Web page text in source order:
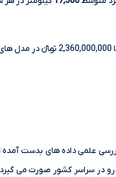
خودرو چری تیگو 5 لاکچری اسپورت امروز 16
با تحلیل و بررسی علمی داده های
در سراسر کشور صورت می